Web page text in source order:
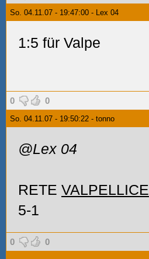
So. 04.11.07 - 19:47:00 - Lex 04
1:5 für Valpe
0 0
So. 04.11.07 - 19:50:22 - tonno
@Lex 04
RETE VALPELLICE
5-1
0 0